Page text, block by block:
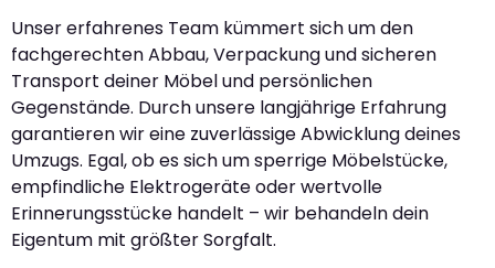
Unser erfahrenes Team kümmert sich um den
fachgerechten Abbau, Verpackung und sicheren
Transport deiner Möbel und persönlichen
Gegenstände. Durch unsere langjährige Erfahrung
garantieren wir eine zuverlässige Abwicklung deines
Umzugs. Egal, ob es sich um sperrige Möbelstücke,
empfindliche Elektrogeräte oder wertvolle
Erinnerungsstücke handelt – wir behandeln dein
Eigentum mit größter Sorgfalt.